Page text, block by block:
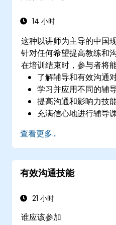
14 小时
这种以讲师为主导的中国
针对任何希望提高教练和
在培训结束时，参与者将
了解辅导和有效沟通
学习并应用不同的辅
提高沟通和影响力技能
充满信心地进行辅导课
查看更多...
有效沟通技能
21 小时
谁应该参加